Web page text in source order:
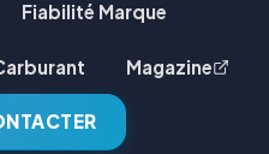
Fiabilité Marque
Magazine